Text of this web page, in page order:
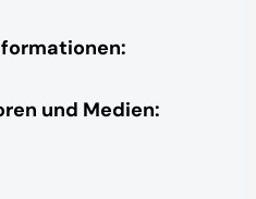
und Medien: